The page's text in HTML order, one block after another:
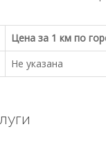
Цена за 1 км по
Не указана